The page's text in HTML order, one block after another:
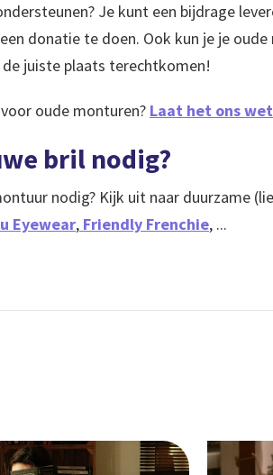
Je kunt een bijdrage
donatie te doen. Ook kun je je
juiste plaats terechtkomen!
oude monturen? Laat het ons
bril nodig?
nodig? Kijk uit naar duurzame
Eyewear, Friendly Frenchie, ...